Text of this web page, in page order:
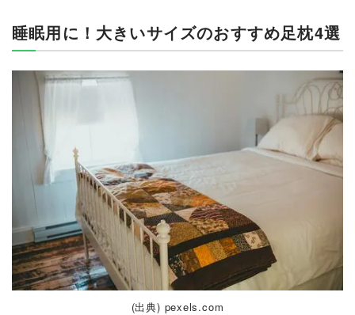
睡眠用に！大きいサイズのおすすめ足枕4選
(出典) pexels.com